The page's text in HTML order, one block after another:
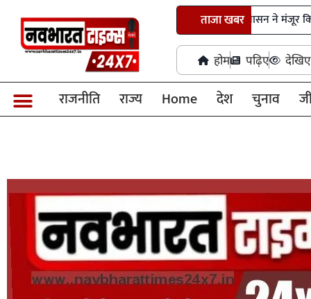
ताजा खबर
नांदघाट-मुंगेली रोड होगा फोरलेन, राज्य शासन ने मंजूर किए 21.81 करोड़
होम पढ़िए देखिए
राजनीति राज्य Home देश चुनाव